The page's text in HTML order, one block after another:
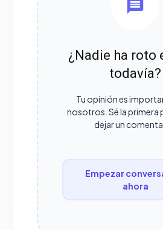
¿Nadie ha roto
todavía?
Tu opinión es
nosotros. Sé la primera
dejar un
Empezar
ahora